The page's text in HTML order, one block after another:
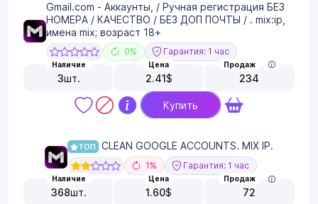
Gmail.com - Аккаунты, / Ручная регистрация БЕЗ
НОМЕРА / КАЧЕСТВО / БЕЗ ДОП ПОЧТЫ / . mix:ip,
имена mix; возраст 18+
0% Гарантия: 1 час
Наличие
3шт.
Цена
2.41$
Продаж
234
Купить
ТОП CLEAN GOOGLE ACCOUNTS. MIX IP.
1% Гарантия: 1 час
Наличие
368шт.
Цена
1.60$
Продаж
72